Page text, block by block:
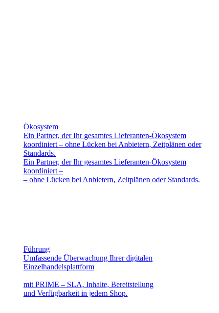
Ökosystem
Ein Partner, der Ihr gesamtes Lieferanten-Ökosystem
koordiniert – ohne Lücken bei Anbietern, Zeitplänen oder
Standards.
Ein Partner, der Ihr gesamtes Lieferanten-Ökosystem
koordiniert –
– ohne Lücken bei Anbietern, Zeitplänen oder Standards.
Führung
Umfassende Überwachung Ihrer digitalen
Einzelhandelsplattform
mit PRIME – SLA, Inhalte, Bereitstellung
und Verfügbarkeit in jedem Shop.